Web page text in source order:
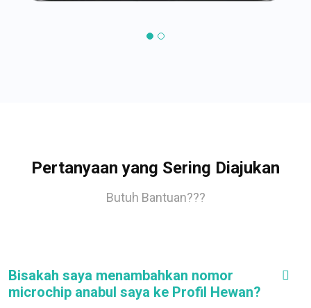
Pertanyaan yang Sering Diajukan
Butuh Bantuan???
Bisakah saya menambahkan nomor
microchip anabul saya ke Profil Hewan?